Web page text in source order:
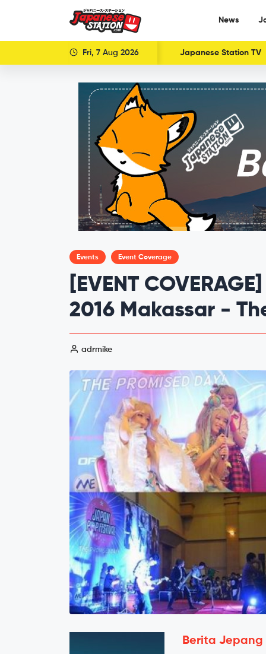
News
Fri, 7 Aug 2026 Japanese Station TV
Events Event Coverage
[EVENT
2016 Makassar -
adrmike
Berita